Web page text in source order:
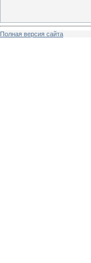
Полная версия сайта